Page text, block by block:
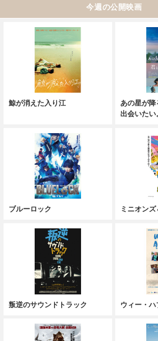
今週の公開映画
鯨が消えた入り江
あの星が
出会いたい
ブルーロック ミニオン
叛逆のサウンドトラック ウィー・